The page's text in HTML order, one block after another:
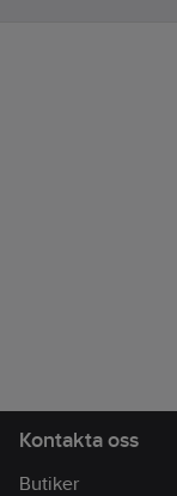
Kontakta oss
Butiker